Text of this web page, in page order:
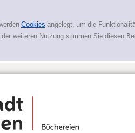
Cookies angelegt, um die
weiteren Nutzung stimmen Sie diesen